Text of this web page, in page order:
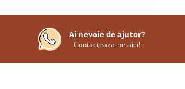
Ai nevoie de ajutor?
Contacteaza-ne aici!